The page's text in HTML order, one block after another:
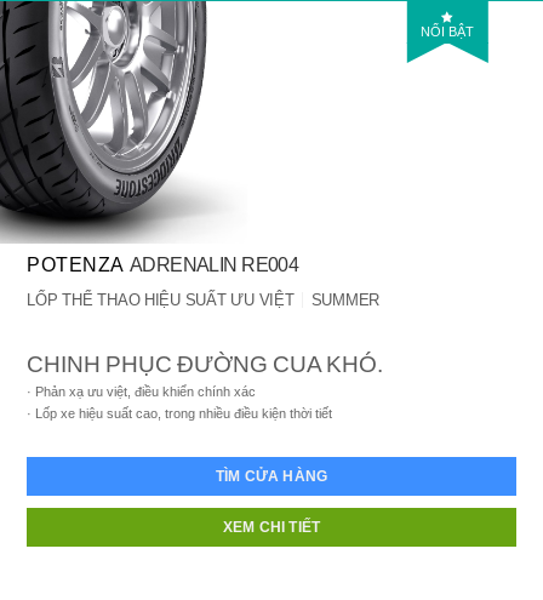
NỔI BẬT
POTENZA ADRENALIN RE004
LỐP THỂ THAO HIỆU SUẤT ƯU VIỆT SUMMER
CHINH PHỤC ĐƯỜNG CUA KHÓ.
Phản xạ ưu việt, điều khiển chính xác
Lốp xe hiệu suất cao, trong nhiều điều kiện thời tiết
TÌM CỬA HÀNG
XEM CHI TIẾT